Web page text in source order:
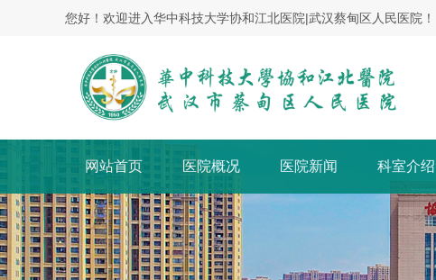
您好！欢迎进入华中科技大学协和江北医院|武汉蔡甸区人民医院！
网站首页 医院概况 医院新闻 科室介绍